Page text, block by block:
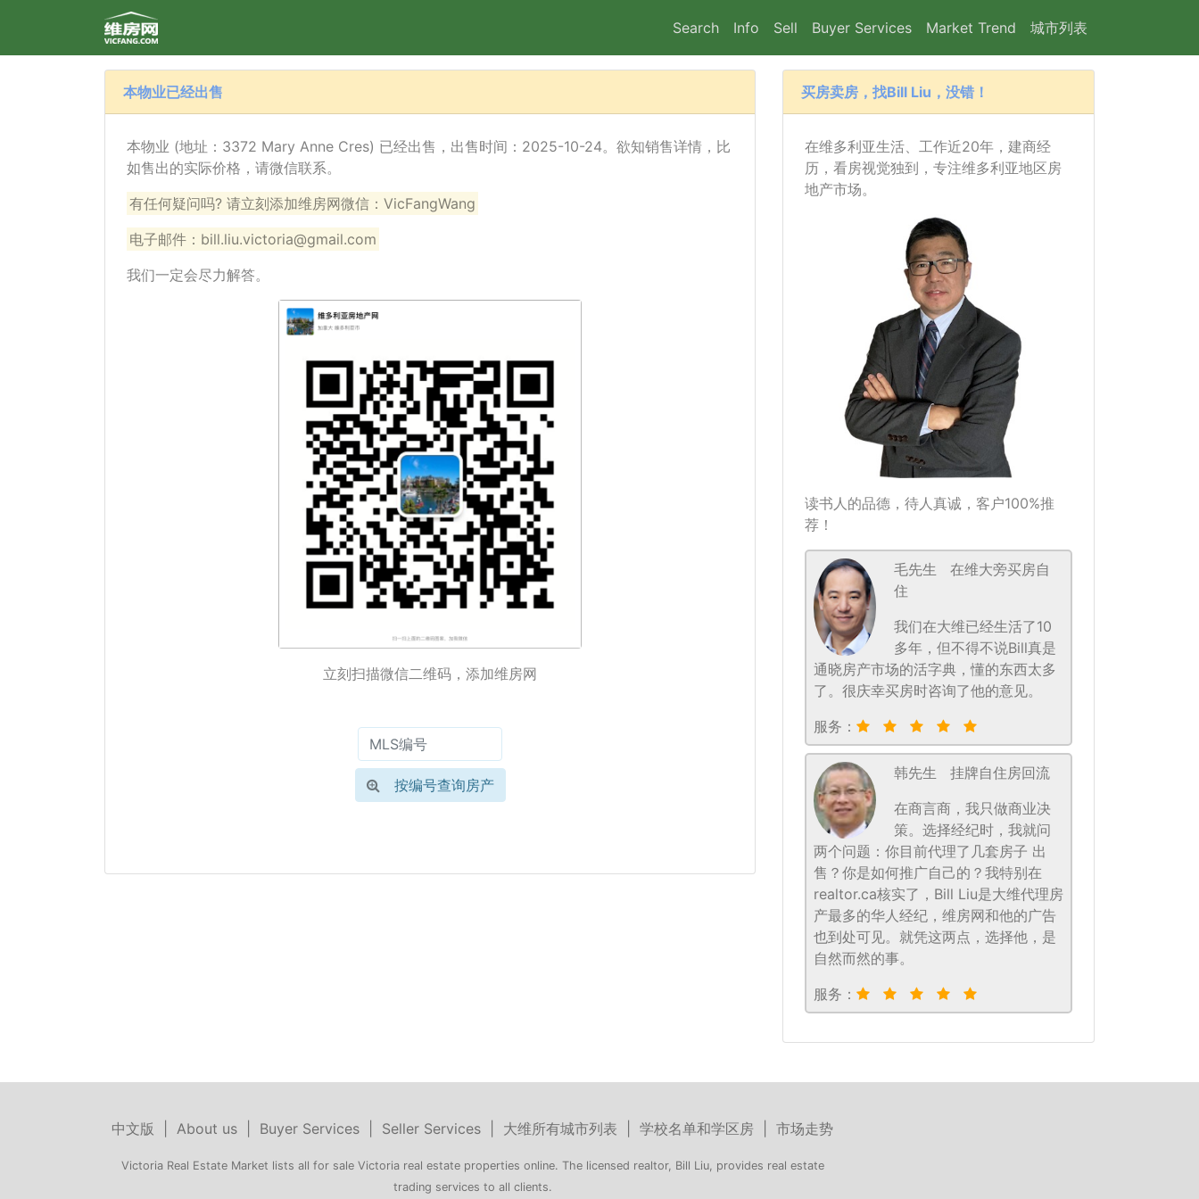
Search Info Sell Buyer Services Market Trend 城市列表
本物业已经出售
本物业 (地址：3372 Mary Anne Cres) 已经出售，出售时间：2025-10-24。欲知销售详情，比
如售出的实际价格，请微信联系。
有任何疑问吗? 请立刻添加维房网微信：VicFangWang
电子邮件：bill.liu.victoria@gmail.com
我们一定会尽力解答。
立刻扫描微信二维码，添加维房网
按编号查询房产
买房卖房，找Bill Liu，没错！
在维多利亚生活、工作近20年，建商经
历，看房视觉独到，专注维多利亚地区房
地产市场。
读书人的品德，待人真诚，客户100%推
荐！
毛先生
在维大旁买房自
住
我们在大维已经生活了10
多年，但不得不说Bill真是
通晓房产市场的活字典，懂的东西太多
了。很庆幸买房时咨询了他的意见。
服务：
韩先生
挂牌自住房回流
在商言商，我只做商业决
策。选择经纪时，我就问
两个问题：你目前代理了几套房子 出
售？你是如何推广自己的？我特别在
realtor.ca核实了，Bill Liu是大维代理房
产最多的华人经纪，维房网和他的广告
也到处可见。就凭这两点，选择他，是
自然而然的事。
服务：
中文版 About us Buyer Services Seller Services 大维所有城市列表 学校名单和学区房 市场走势
Victoria Real Estate Market lists all for sale Victoria real estate properties online. The licensed realtor, Bill Liu, provides real estate
trading services to all clients.